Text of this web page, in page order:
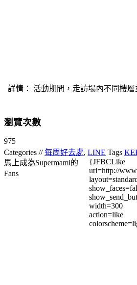
詳情： 活動期間，走訪場內不同樓
瀏覽次數
975
Categories //每周好去處, LINE Tags
馬上成為Supermami的
Fans
{JFBCLike
url=http://
width=300
action=like